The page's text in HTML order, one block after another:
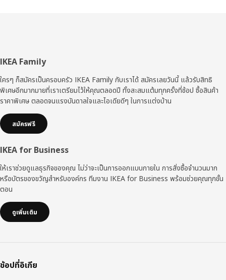
ส่วน
ท้าย
IKEA Family
ใครๆ ก็สมัครเป็นครอบครัว IKEA Family กับเราได้ สมัครเลยวันนี้ แล้วรับสิทธิ
พิเศษอีกมากมายที่เราเตรียมไว้ให้คุณตลอดปี ทั้งสะสมแต้มทุกครั้งที่ช้อป ซื้อสินค้า
ราคาพิเศษ ตลอดจนแรงบันดาลใจและไอเดียดีๆ ในการแต่งบ้าน
สมัครฟรี
IKEA for Business
ให้เราช่วยดูแลธุรกิจของคุณ ไม่ว่าจะเป็นการออกแบบภายใน การสั่งซื้อจำนวนมาก
หรือบัตรของขวัญสำหรับองค์กร ทีมงาน IKEA for Business พร้อมช่วยคุณทุกขั้น
ตอน
ดูเพิ่มเติม
ช้อปที่อิเกีย